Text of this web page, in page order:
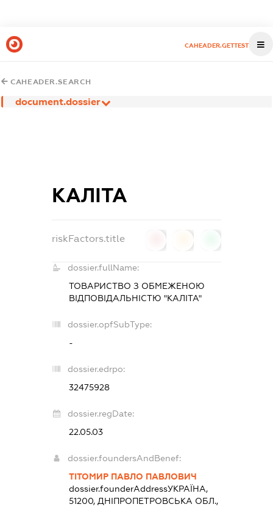
CAHEADER.GETTEST
CAHEADER.SEARCH
document.dossier
КАЛІТА
riskFactors.title
dossier.fullName:
ТОВАРИСТВО З ОБМЕЖЕНОЮ
ВІДПОВІДАЛЬНІСТЮ "КАЛІТА"
dossier.opfSubType:
-
dossier.edrpo:
32475928
dossier.regDate:
22.05.03
dossier.foundersAndBenef:
ТІТОМИР ПАВЛО ПАВЛОВИЧ
dossier.founderAddressУКРАЇНА,
51200, ДНІПРОПЕТРОВСЬКА ОБЛ.,